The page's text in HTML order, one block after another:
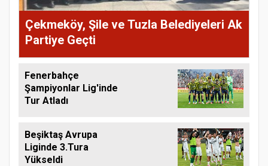
Çekmeköy, Şile ve Tuzla Belediyeleri Ak
Partiye Geçti
Fenerbahçe
Şampiyonlar Lig'inde
Tur Atladı
Beşiktaş Avrupa
Liginde 3.Tura
Yükseldi